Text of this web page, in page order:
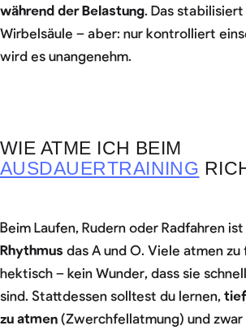
während der Belastung. Das
Wirbelsäule – aber: nur kontrolliert
wird es unangenehm.
WIE ATME ICH BEIM
AUSDAUERTRAINING
Beim Laufen, Rudern oder Radfahren ist
Rhythmus das A und O. Viele atmen zu
hektisch – kein Wunder, dass sie
sind. Stattdessen solltest du lernen, tief
zu atmen (Zwerchfellatmung) und